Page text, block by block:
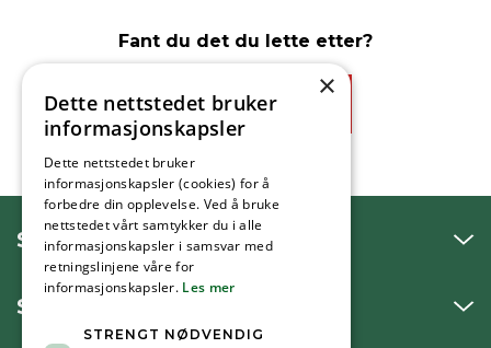
Fant du det du lette etter?
Ja
SNAKK MED OSS
SKRIV TIL OSS
×
Dette nettstedet bruker
informasjonskapsler
Dette nettstedet bruker
informasjonskapsler (cookies) for å
forbedre din opplevelse. Ved å bruke
nettstedet vårt samtykker du i alle
informasjonskapsler i samsvar med
retningslinjene våre for
informasjonskapsler. Les mer
STRENGT NØDVENDIG